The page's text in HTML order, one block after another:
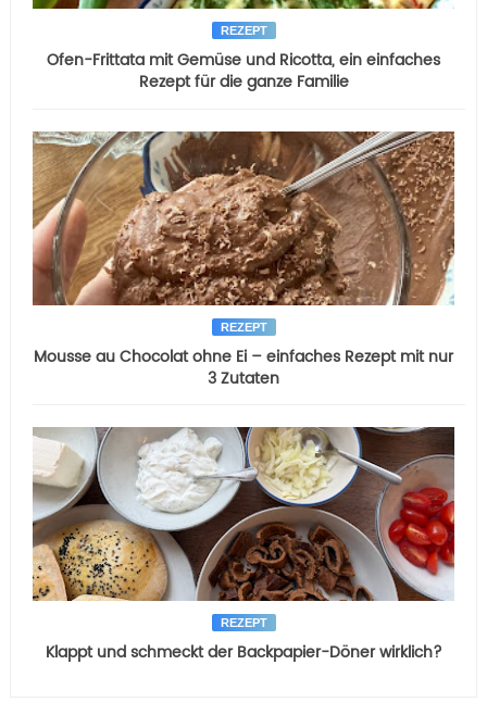
REZEPT
Ofen-Frittata mit Gemüse und Ricotta, ein einfaches
Rezept für die ganze Familie
REZEPT
Mousse au Chocolat ohne Ei – einfaches Rezept mit nur
3 Zutaten
REZEPT
Klappt und schmeckt der Backpapier-Döner wirklich?